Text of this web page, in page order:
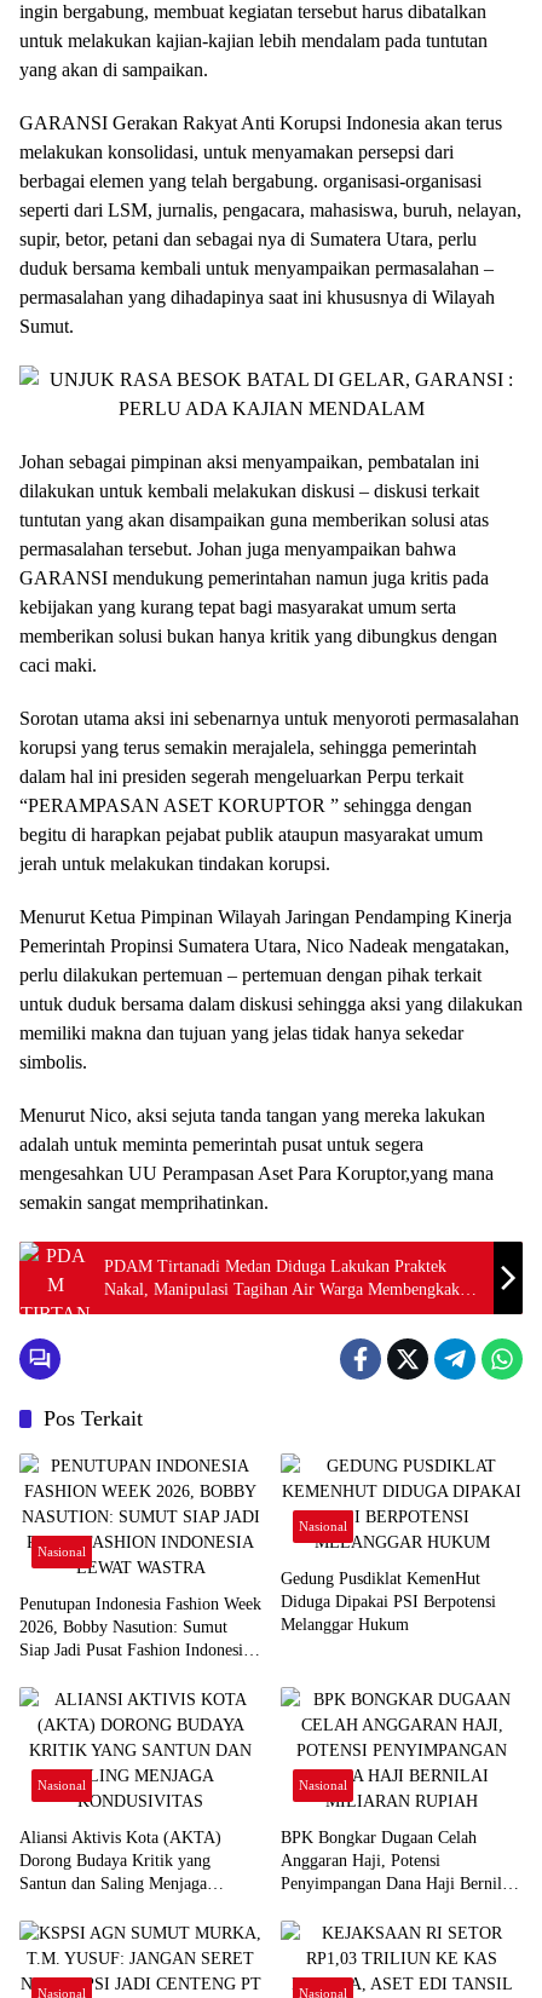
ingin bergabung, membuat kegiatan tersebut harus dibatalkan
untuk melakukan kajian-kajian lebih mendalam pada tuntutan
yang akan di sampaikan.
GARANSI Gerakan Rakyat Anti Korupsi Indonesia akan terus
melakukan konsolidasi, untuk menyamakan persepsi dari
berbagai elemen yang telah bergabung. organisasi-organisasi
seperti dari LSM, jurnalis, pengacara, mahasiswa, buruh, nelayan,
supir, betor, petani dan sebagai nya di Sumatera Utara, perlu
duduk bersama kembali untuk menyampaikan permasalahan –
permasalahan yang dihadapinya saat ini khususnya di Wilayah
Sumut.
Johan sebagai pimpinan aksi menyampaikan, pembatalan ini
dilakukan untuk kembali melakukan diskusi – diskusi terkait
tuntutan yang akan disampaikan guna memberikan solusi atas
permasalahan tersebut. Johan juga menyampaikan bahwa
GARANSI mendukung pemerintahan namun juga kritis pada
kebijakan yang kurang tepat bagi masyarakat umum serta
memberikan solusi bukan hanya kritik yang dibungkus dengan
caci maki.
Sorotan utama aksi ini sebenarnya untuk menyoroti permasalahan
korupsi yang terus semakin merajalela, sehingga pemerintah
dalam hal ini presiden segerah mengeluarkan Perpu terkait
“PERAMPASAN ASET KORUPTOR ” sehingga dengan
begitu di harapkan pejabat publik ataupun masyarakat umum
jerah untuk melakukan tindakan korupsi.
Menurut Ketua Pimpinan Wilayah Jaringan Pendamping Kinerja
Pemerintah Propinsi Sumatera Utara, Nico Nadeak mengatakan,
perlu dilakukan pertemuan – pertemuan dengan pihak terkait
untuk duduk bersama dalam diskusi sehingga aksi yang dilakukan
memiliki makna dan tujuan yang jelas tidak hanya sekedar
simbolis.
Menurut Nico, aksi sejuta tanda tangan yang mereka lakukan
adalah untuk meminta pemerintah pusat untuk segera
mengesahkan UU Perampasan Aset Para Koruptor,yang mana
semakin sangat memprihatinkan.
PDAM Tirtanadi Medan Diduga Lakukan Praktek
Nakal, Manipulasi Tagihan Air Warga Membengkak
Hingga Jutaan Rupiah
Pos Terkait
Nasional
Penutupan Indonesia Fashion Week
2026, Bobby Nasution: Sumut
Siap Jadi Pusat Fashion Indonesia
Nasional
Gedung Pusdiklat KemenHut
Diduga Dipakai PSI Berpotensi
Melanggar Hukum
Nasional
Aliansi Aktivis Kota (AKTA)
Dorong Budaya Kritik yang
Santun dan Saling Menjaga
Nasional
BPK Bongkar Dugaan Celah
Anggaran Haji, Potensi
Penyimpangan Dana Haji Bernilai
Nasional Nasional